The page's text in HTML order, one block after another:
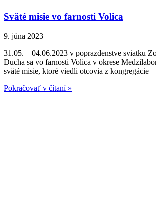
Sväté misie vo farnosti Volica
9. júna 2023
31.05. – 04.06.2023 v poprazdenstve sviatku
Ducha sa vo farnosti Volica v okrese
sväté misie, ktoré viedli otcovia z kongregácie
Pokračovať v čítaní »